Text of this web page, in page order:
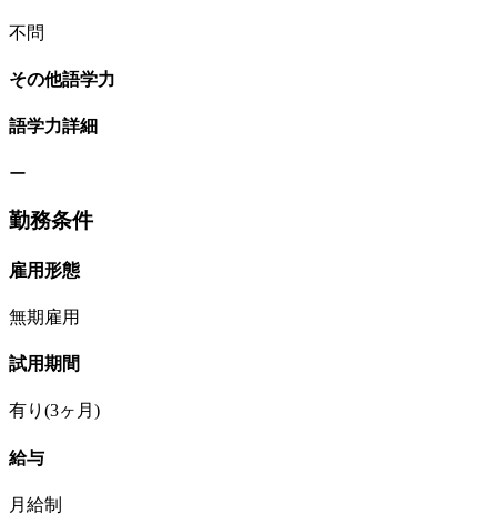
不問
その他語学力
語学力詳細
ー
勤務条件
雇用形態
無期雇用
試用期間
有り(3ヶ月)
給与
月給制